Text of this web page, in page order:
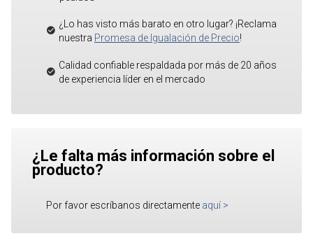
¿Lo has visto más barato en otro lugar? ¡Reclama
nuestra Promesa de Igualación de Precio!
Calidad confiable respaldada por más de 20 años
de experiencia líder en el mercado
¿Le falta más información sobre el
producto?
Por favor escríbanos directamente aquí >